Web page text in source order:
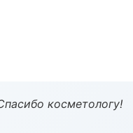
косметологу!